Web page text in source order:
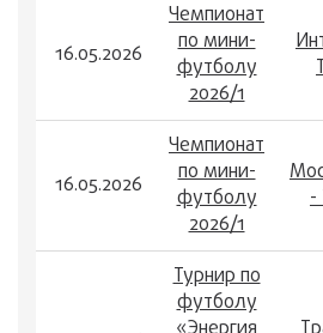
16.05.2026
Чемпионат
по мини-
футболу
2026/1
16.05.2026
Чемпионат
по мини-
футболу
2026/1
-
Турнир по
футболу